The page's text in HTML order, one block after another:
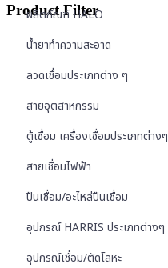
Product Filter
ผลิตภัณฑ์ HALO
น้ำยาทำความสะอาด
ลวดเชื่อมประเภทต่าง ๆ
สายอุตสาหกรรม
ตู้เชื่อม เครื่องเชื่อมประเภทต่างๆ
สายเชื่อมไฟฟ้า
ปืนเชื่อม/อะไหล่ปืนเชื่อม
อุปกรณ์ HARRIS ประเภทต่างๆ
อุปกรณ์เชื่อม/ตัดโลหะ